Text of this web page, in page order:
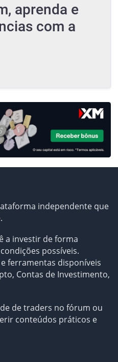
aprenda e
com a
independente que
a investir de forma
possíveis.
ferramentas disponíveis
Contas de Investimento,
de traders no fórum ou
conteúdos práticos e